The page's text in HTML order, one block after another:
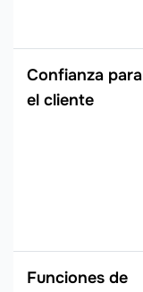
Confianza para
el cliente
Funciones de